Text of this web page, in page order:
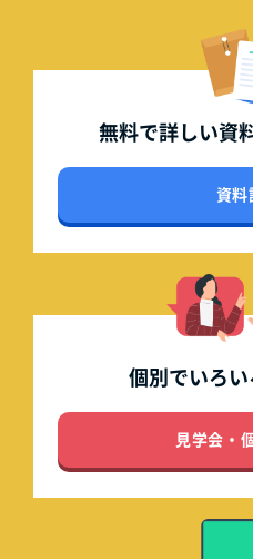
無料で詳しい資
資料
個別でいろい
見学会・